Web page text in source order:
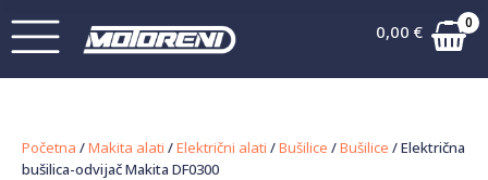
0,00 € 0
Početna /Makita alati /Električni alati /Bušilice /Bušilice / Električna
bušilica-odvijač Makita DF0300